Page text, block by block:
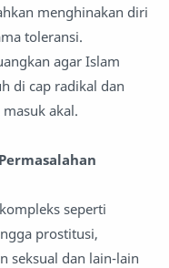
menghinakan diri
toleransi.
agar Islam
di cap radikal dan
akal.
seperti
prostitusi,
seksual dan lain-lain